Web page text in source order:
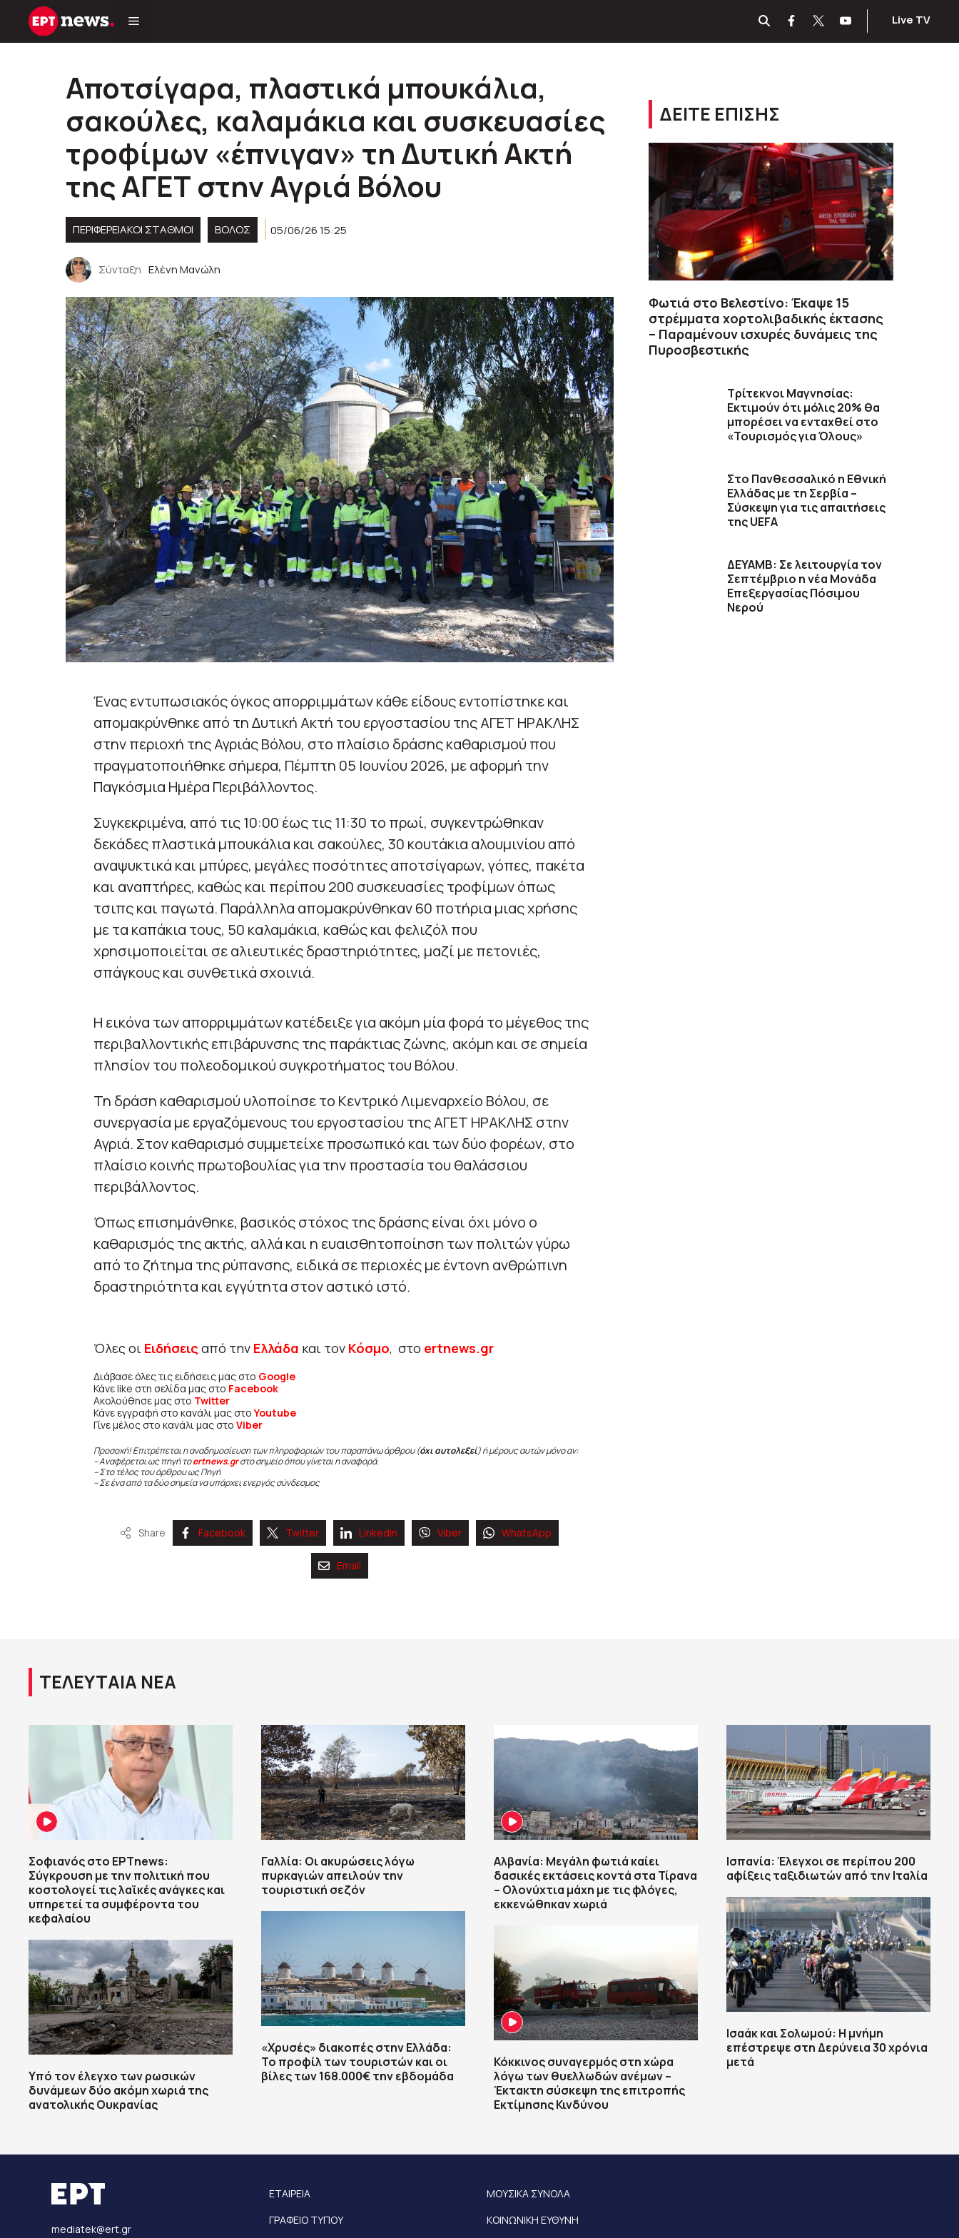
Μετάβαση
Live TV
Αποτσίγαρα, πλαστικά μπουκάλια,
σακούλες, καλαμάκια και συσκευασίες
τροφίμων «έπνιγαν» τη Δυτική Ακτή
της ΑΓΕΤ στην Αγριά Βόλου
ΠΕΡΙΦΕΡΕΙΑΚΟΊ ΣΤΑΘΜΟΊ ΒΟΛΟΣ 05/06/26 15:25
Σύνταξη Ελένη Μανώλη
Ένας εντυπωσιακός όγκος απορριμμάτων κάθε είδους εντοπίστηκε και
απομακρύνθηκε από τη Δυτική Ακτή του εργοστασίου της ΑΓΕΤ ΗΡΑΚΛΗΣ
στην περιοχή της Αγριάς Βόλου, στο πλαίσιο δράσης καθαρισμού που
πραγματοποιήθηκε σήμερα, Πέμπτη 05 Ιουνίου 2026, με αφορμή την
Παγκόσμια Ημέρα Περιβάλλοντος.
Συγκεκριμένα, από τις 10:00 έως τις 11:30 το πρωί, συγκεντρώθηκαν
δεκάδες πλαστικά μπουκάλια και σακούλες, 30 κουτάκια αλουμινίου από
αναψυκτικά και μπύρες, μεγάλες ποσότητες αποτσίγαρων, γόπες, πακέτα
και αναπτήρες, καθώς και περίπου 200 συσκευασίες τροφίμων όπως
τσιπς και παγωτά. Παράλληλα απομακρύνθηκαν 60 ποτήρια μιας χρήσης
με τα καπάκια τους, 50 καλαμάκια, καθώς και φελιζόλ που
χρησιμοποιείται σε αλιευτικές δραστηριότητες, μαζί με πετονιές,
σπάγκους και συνθετικά σχοινιά.
Η εικόνα των απορριμμάτων κατέδειξε για ακόμη μία φορά το μέγεθος της
περιβαλλοντικής επιβάρυνσης της παράκτιας ζώνης, ακόμη και σε σημεία
πλησίον του πολεοδομικού συγκροτήματος του Βόλου.
Τη δράση καθαρισμού υλοποίησε το Κεντρικό Λιμεναρχείο Βόλου, σε
συνεργασία με εργαζόμενους του εργοστασίου της ΑΓΕΤ ΗΡΑΚΛΗΣ στην
Αγριά. Στον καθαρισμό συμμετείχε προσωπικό και των δύο φορέων, στο
πλαίσιο κοινής πρωτοβουλίας για την προστασία του θαλάσσιου
περιβάλλοντος.
Όπως επισημάνθηκε, βασικός στόχος της δράσης είναι όχι μόνο ο
καθαρισμός της ακτής, αλλά και η ευαισθητοποίηση των πολιτών γύρω
από το ζήτημα της ρύπανσης, ειδικά σε περιοχές με έντονη ανθρώπινη
δραστηριότητα και εγγύτητα στον αστικό ιστό.
Όλες οι Ειδήσεις από την Ελλάδα και τον Κόσμο, στο ertnews.gr
Διάβασε όλες τις ειδήσεις μας στο Google
Κάνε like στη σελίδα μας στο Facebook
Ακολούθησε μας στο Twitter
Κάνε εγγραφή στο κανάλι μας στοYoutube
Γίνε μέλος στο κανάλι μας στο Viber
Προσοχή! Επιτρέπεται η αναδημοσίευση των πληροφοριών του παραπάνω άρθρου (όχι αυτολεξεί) ή μέρους αυτών μόνο αν:
– Αναφέρεται ως πηγή τοertnews.gr στο σημείο όπου γίνεται η αναφορά.
– Στο τέλος του άρθρου ως Πηγή
– Σε ένα από τα δύο σημεία να υπάρχει ενεργός σύνδεσμος
Share Facebook Twitter Linkedin Viber WhatsApp
Email
ΔΕΙΤΕ ΕΠΙΣΗΣ
Φωτιά στο Βελεστίνο: Έκαψε 15
στρέμματα χορτολιβαδικής έκτασης
– Παραμένουν ισχυρές δυνάμεις της
Πυροσβεστικής
Τρίτεκνοι Μαγνησίας:
Εκτιμούν ότι μόλις 20% θα
μπορέσει να ενταχθεί στο
«Τουρισμός για Όλους»
Στο Πανθεσσαλικό η Εθνική
Ελλάδας με τη Σερβία –
Σύσκεψη για τις απαιτήσεις
της UEFA
ΔΕΥΑΜΒ: Σε λειτουργία τον
Σεπτέμβριο η νέα Μονάδα
Επεξεργασίας Πόσιμου
Νερού
ΤΕΛΕΥΤΑΙΑ ΝΕΑ
Σοφιανός στο ΕΡΤnews:
Σύγκρουση με την πολιτική που
κοστολογεί τις λαϊκές ανάγκες και
υπηρετεί τα συμφέροντα του
κεφαλαίου
Υπό τον έλεγχο των ρωσικών
δυνάμεων δύο ακόμη χωριά της
ανατολικής Ουκρανίας
Γαλλία: Οι ακυρώσεις λόγω
πυρκαγιών απειλούν την
τουριστική σεζόν
«Χρυσές» διακοπές στην Ελλάδα:
Το προφίλ των τουριστών και οι
βίλες των 168.000€ την εβδομάδα
Αλβανία: Μεγάλη φωτιά καίει
δασικές εκτάσεις κοντά στα Τίρανα
– Ολονύχτια μάχη με τις φλόγες,
εκκενώθηκαν χωριά
Κόκκινος συναγερμός στη χώρα
λόγω των θυελλωδών ανέμων –
Έκτακτη σύσκεψη της επιτροπής
Εκτίμησης Κινδύνου
Ισπανία: Έλεγχοι σε περίπου 200
αφίξεις ταξιδιωτών από την Ιταλία
Ισαάκ και Σολωμού: Η μνήμη
επέστρεψε στη Δερύνεια 30 χρόνια
μετά
mediatek@ert.gr
ΕΤΑΙΡΕΙΑ
ΓΡΑΦΕΙΟ ΤΥΠΟΥ
ΜΟΥΣΙΚΑ ΣΥΝΟΛΑ
ΚΟΙΝΩΝΙΚΗ ΕΥΘΥΝΗ